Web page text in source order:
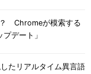
Chromeが模索する
デート」
たリアルタイム異言語